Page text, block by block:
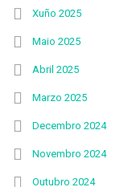
Xuño 2025
Maio 2025
Abril 2025
Marzo 2025
Decembro 2024
Novembro 2024
Outubro 2024